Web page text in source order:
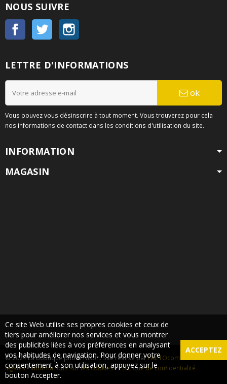
NOUS SUIVRE
Facebook Twitter
LETTRE D'INFORMATIONS
ok
Vous pouvez vous désinscrire à tout moment. Vous trouverez pour cela
nos informations de contact dans les conditions d'utilisation du site.
INFORMATION
MAGASIN
© 2024 La boutique photo Nikon. Site réalisé parFACTOcom
légales-Informations sur les cookies-Politique de confidentialité
Ce site Web utilise ses propres cookies et ceux de
tiers pour améliorer nos services et vous montrer
des publicités liées à vos préférences en analysant
vos habitudes de navigation. Pour donner votre
consentement à son utilisation, appuyez sur le
bouton Accepter.
ACCEPTEZ